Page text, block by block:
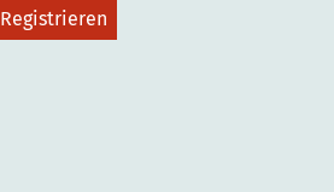
Registrieren